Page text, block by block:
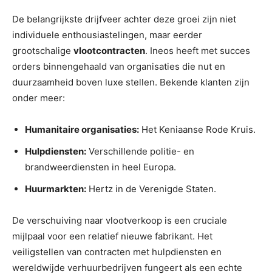
De belangrijkste drijfveer achter deze groei zijn niet
individuele enthousiastelingen, maar eerder
grootschalige vlootcontracten. Ineos heeft met succes
orders binnengehaald van organisaties die nut en
duurzaamheid boven luxe stellen. Bekende klanten zijn
onder meer:
Humanitaire organisaties: Het Keniaanse Rode Kruis.
Hulpdiensten: Verschillende politie- en
brandweerdiensten in heel Europa.
Huurmarkten: Hertz in de Verenigde Staten.
De verschuiving naar vlootverkoop is een cruciale
mijlpaal voor een relatief nieuwe fabrikant. Het
veiligstellen van contracten met hulpdiensten en
wereldwijde verhuurbedrijven fungeert als een echte